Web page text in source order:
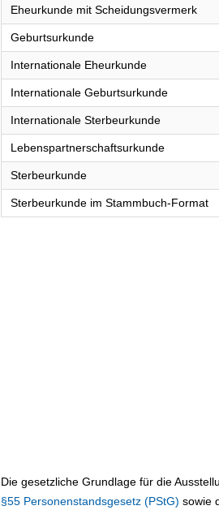
Eheurkunde mit Scheidungsvermerk
Geburtsurkunde
Internationale Eheurkunde
Internationale Geburtsurkunde
Internationale Sterbeurkunde
Lebenspartnerschaftsurkunde
Sterbeurkunde
Sterbeurkunde im Stammbuch-Format
Die gesetzliche Grundlage für die
§55 Personenstandsgesetz (PStG) sowie